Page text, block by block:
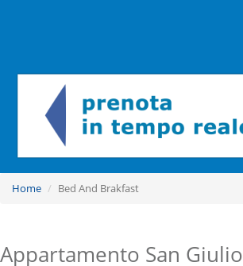
Home Bed And Brakfast
Appartamento San Giulio